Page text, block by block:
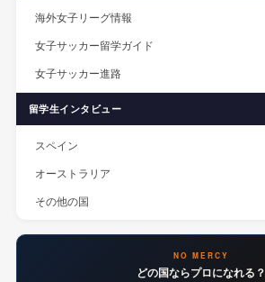
海外女子リーグ情報
女子サッカー留学ガイド
女子サッカー進路
留学生インタビュー
スペイン
オーストラリア
その他の国
NO MERCY
どの国ならプロになれる？